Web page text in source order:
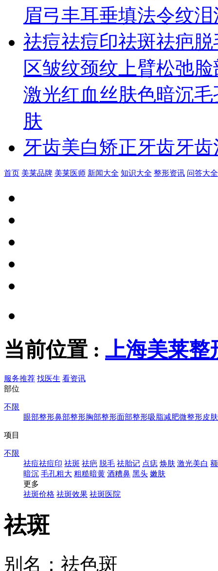
眉弓丰耳垂填法令纹泪
祛痘祛痘印祛斑祛疤
区皱纹颈纹 上臂松弛
激光红血丝肤色暗沉毛
肤
牙齿美白矫正牙齿牙
首页 美莱品牌 美莱医师 新闻大全 知识大全 整形资讯 问答大全
当前位置 : 上海美莱整
服务推荐 找医生 看资讯
部位
不限
眼部整形鼻部整形胸部整形面部整形吸脂减肥微整形皮
项目
不限
祛痘祛痘印 祛斑 祛疤 脱毛 祛胎记 点痣 焕肤 激光美白
暗沉 毛孔粗大 粗糙暗黄 酒糟鼻 黑头 嫩肤
更多
祛斑价格 祛斑效果 祛斑医院
祛斑
别名：祛色斑